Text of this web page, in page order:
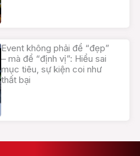
Event không phải để “đẹp”
– mà để “định vị”: Hiểu sai
mục tiêu, sự kiện coi như
thất bại